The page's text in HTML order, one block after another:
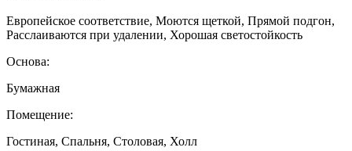
Европейское соответствие, Моются щеткой, Прямой подгон,
Расслаиваются при удалении, Хорошая светостойкость
Основа:
Бумажная
Помещение:
Гостиная, Спальня, Столовая, Холл